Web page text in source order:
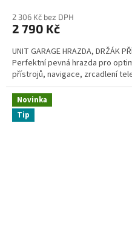
2 306 Kč bez DPH
2 790 Kč
UNIT GARAGE HRAZDA, DRŽÁK
Perfektní pevná hrazda pro
přístrojů, navigace, zrcadlení
Novinka
Tip